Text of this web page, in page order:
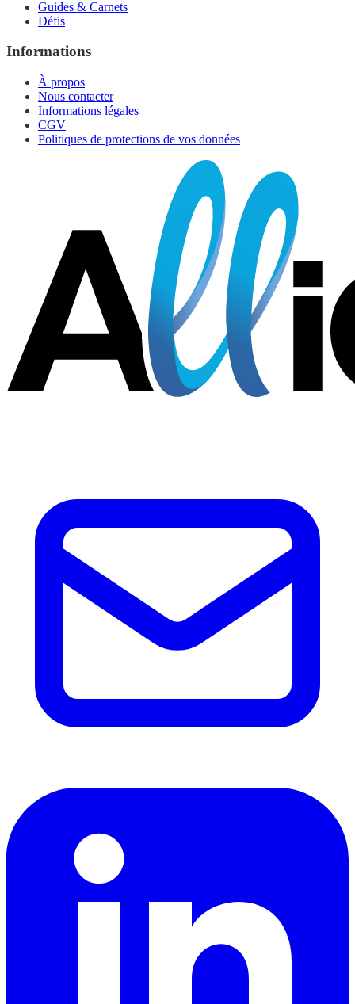
Guides & Carnets
Défis
Informations
À propos
Nous contacter
Informations légales
CGV
Politiques de protections de vos données